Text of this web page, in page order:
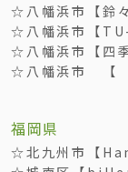
☆八幡浜市【鈴
☆八幡浜市【
☆八幡浜市【四
☆八幡浜市
福岡県
☆北九州市【